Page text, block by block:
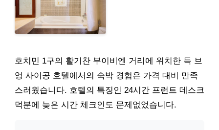
호치민 1구의 활기찬 부이비엔 거리에 위치한 득 브
엉 사이공 호텔에서의 숙박 경험은 가격 대비 만족
스러웠습니다. 호텔의 특징인 24시간 프런트 데스크
덕분에 늦은 시간 체크인도 문제없었습니다.